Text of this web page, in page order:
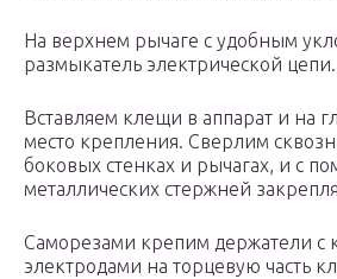
На верхнем рычаге с удобным
размыкатель электрической цепи.
Вставляем клещи в аппарат и на
место крепления. Сверлим
боковых стенках и рычагах, и с
металлических стержней
Саморезами крепим держатели с
электродами на торцевую часть